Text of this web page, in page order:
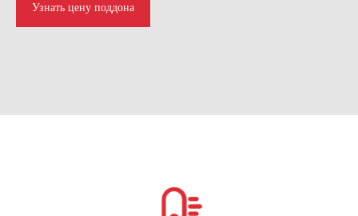
Узнать цену поддона